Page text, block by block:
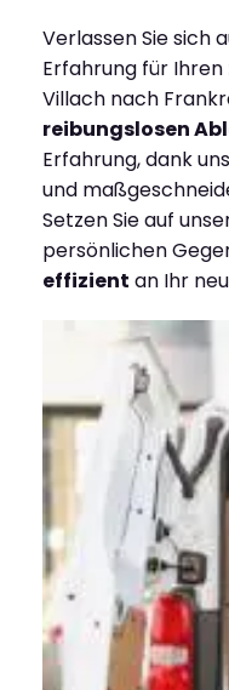
Verlassen Sie sich
Erfahrung für Ihren
Villach nach
reibungslosen
Erfahrung, dank
und
Setzen Sie auf
persönlichen
effizient an Ihr